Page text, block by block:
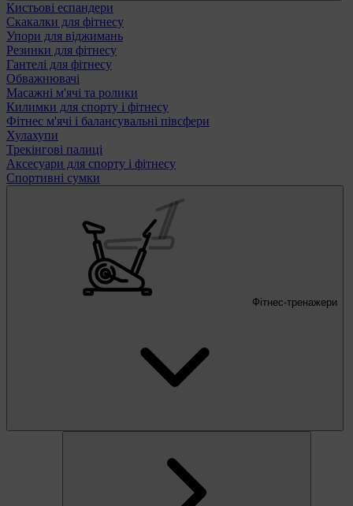
Кистьові еспандери
Скакалки для фітнесу
Упори для віджимань
Резинки для фітнесу
Гантелі для фітнесу
Обважнювачі
Масажні м'ячі та ролики
Килимки для спорту і фітнесу
Фітнес м'ячі і балансувальні півсфери
Хулахупи
Трекінгові палиці
Аксесуари для спорту і фітнесу
Спортивні сумки
Фітнес-тренажери